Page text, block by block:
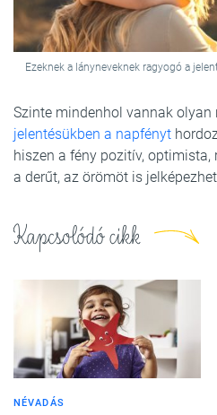
Ezeknek a lányneveknek ragyogó a
Szinte mindenhol vannak olyan
jelentésükben a napfényt
hiszen a fény pozitív,
a derűt, az örömöt is
Kapcsolódó cikk
NÉVADÁS